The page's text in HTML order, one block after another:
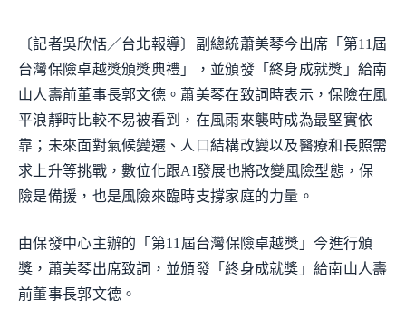
〔記者吳欣恬／台北報導〕副總統蕭美琴今出席「第11屆
台灣保險卓越獎頒獎典禮」，並頒發「終身成就獎」給南
山人壽前董事長郭文德。蕭美琴在致詞時表示，保險在風
平浪靜時比較不易被看到，在風雨來襲時成為最堅實依
靠；未來面對氣候變遷、人口結構改變以及醫療和長照需
求上升等挑戰，數位化跟AI發展也將改變風險型態，保
險是備援，也是風險來臨時支撐家庭的力量。
由保發中心主辦的「第11屆台灣保險卓越獎」今進行頒
獎，蕭美琴出席致詞，並頒發「終身成就獎」給南山人壽
前董事長郭文德。